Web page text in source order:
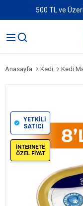
500 TL ve
Anasayfa Kedi Kedi
YETKİLİ
SATICI
İNTERNETE
ÖZEL FİYAT